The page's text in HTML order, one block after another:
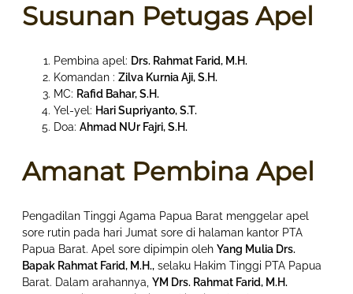
Susunan Petugas Apel
Pembina apel: Drs. Rahmat Farid, M.H.
Komandan : Zilva Kurnia Aji, S.H.
MC: Rafid Bahar, S.H.
Yel-yel: Hari Supriyanto, S.T.
Doa: Ahmad NUr Fajri, S.H.
Amanat Pembina Apel
Pengadilan Tinggi Agama Papua Barat menggelar apel
sore rutin pada hari Jumat sore di halaman kantor PTA
Papua Barat. Apel sore dipimpin oleh Yang Mulia Drs.
Bapak Rahmat Farid, M.H., selaku Hakim Tinggi PTA Papua
Barat. Dalam arahannya, YM Drs. Rahmat Farid, M.H.